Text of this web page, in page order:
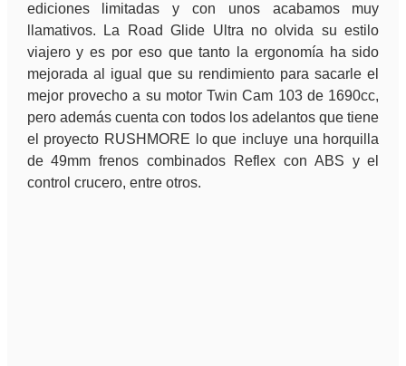
ediciones limitadas y con unos acabamos muy
llamativos. La Road Glide Ultra no olvida su estilo
viajero y es por eso que tanto la ergonomía ha sido
mejorada al igual que su rendimiento para sacarle el
mejor provecho a su motor Twin Cam 103 de 1690cc,
pero además cuenta con todos los adelantos que tiene
el proyecto RUSHMORE lo que incluye una horquilla
de 49mm frenos combinados Reflex con ABS y el
control crucero, entre otros.